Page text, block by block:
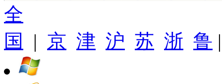
全
国
| 京 津 沪 苏 浙 鲁